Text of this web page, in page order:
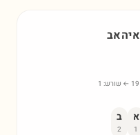
איהאב
19 ← שורש: 1
א
1
ב
2